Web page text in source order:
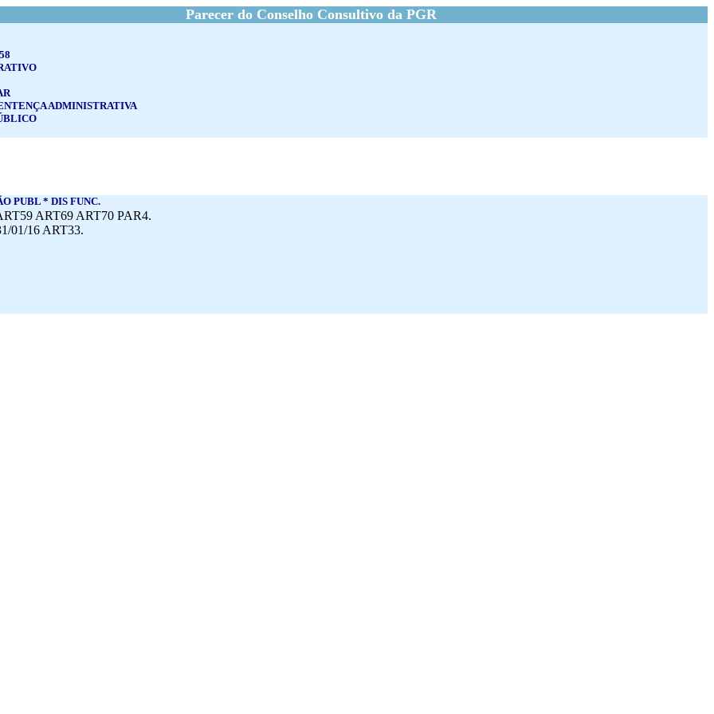
Parecer do Conselho Consultivo da PGR
ADMINISTRATIVA
PUBL * DIS FUNC.
ART69 ART70 PAR4.
01/16 ART33.